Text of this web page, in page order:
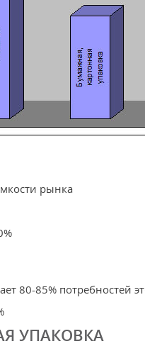
рынка
80-85% потребностей
УПАКОВКА